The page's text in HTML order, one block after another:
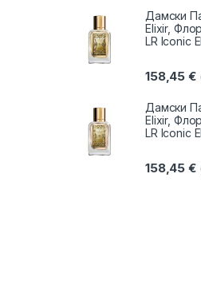
Дамски
Elixir,
LR Iconic
158,45€
Дамски
Elixir,
LR Iconic
158,45€